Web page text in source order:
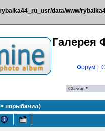
data/www/
Галерея
Форум::
> порыбачил)